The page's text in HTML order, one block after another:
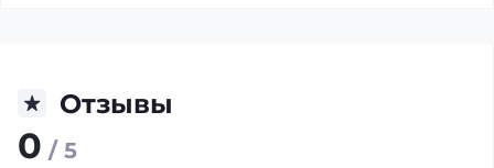
Отзывы
0 / 5